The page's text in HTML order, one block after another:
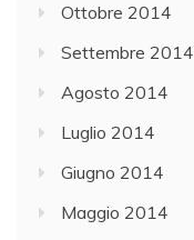
Ottobre 2014
Settembre 2014
Agosto 2014
Luglio 2014
Giugno 2014
Maggio 2014